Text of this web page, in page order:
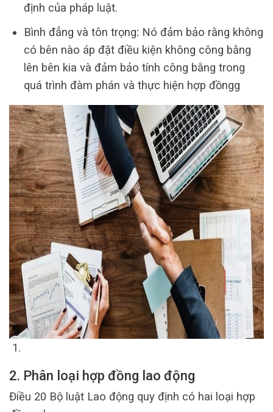
định của pháp luật.
Bình đẳng và tôn trọng: Nó đảm bảo rằng không
có bên nào áp đặt điều kiện không công bằng
lên bên kia và đảm bảo tính công bằng trong
quá trình đàm phán và thực hiện hợp đồngg
2. Phân loại hợp đồng lao động
Điều 20 Bộ luật Lao động quy định có hai loại hợp